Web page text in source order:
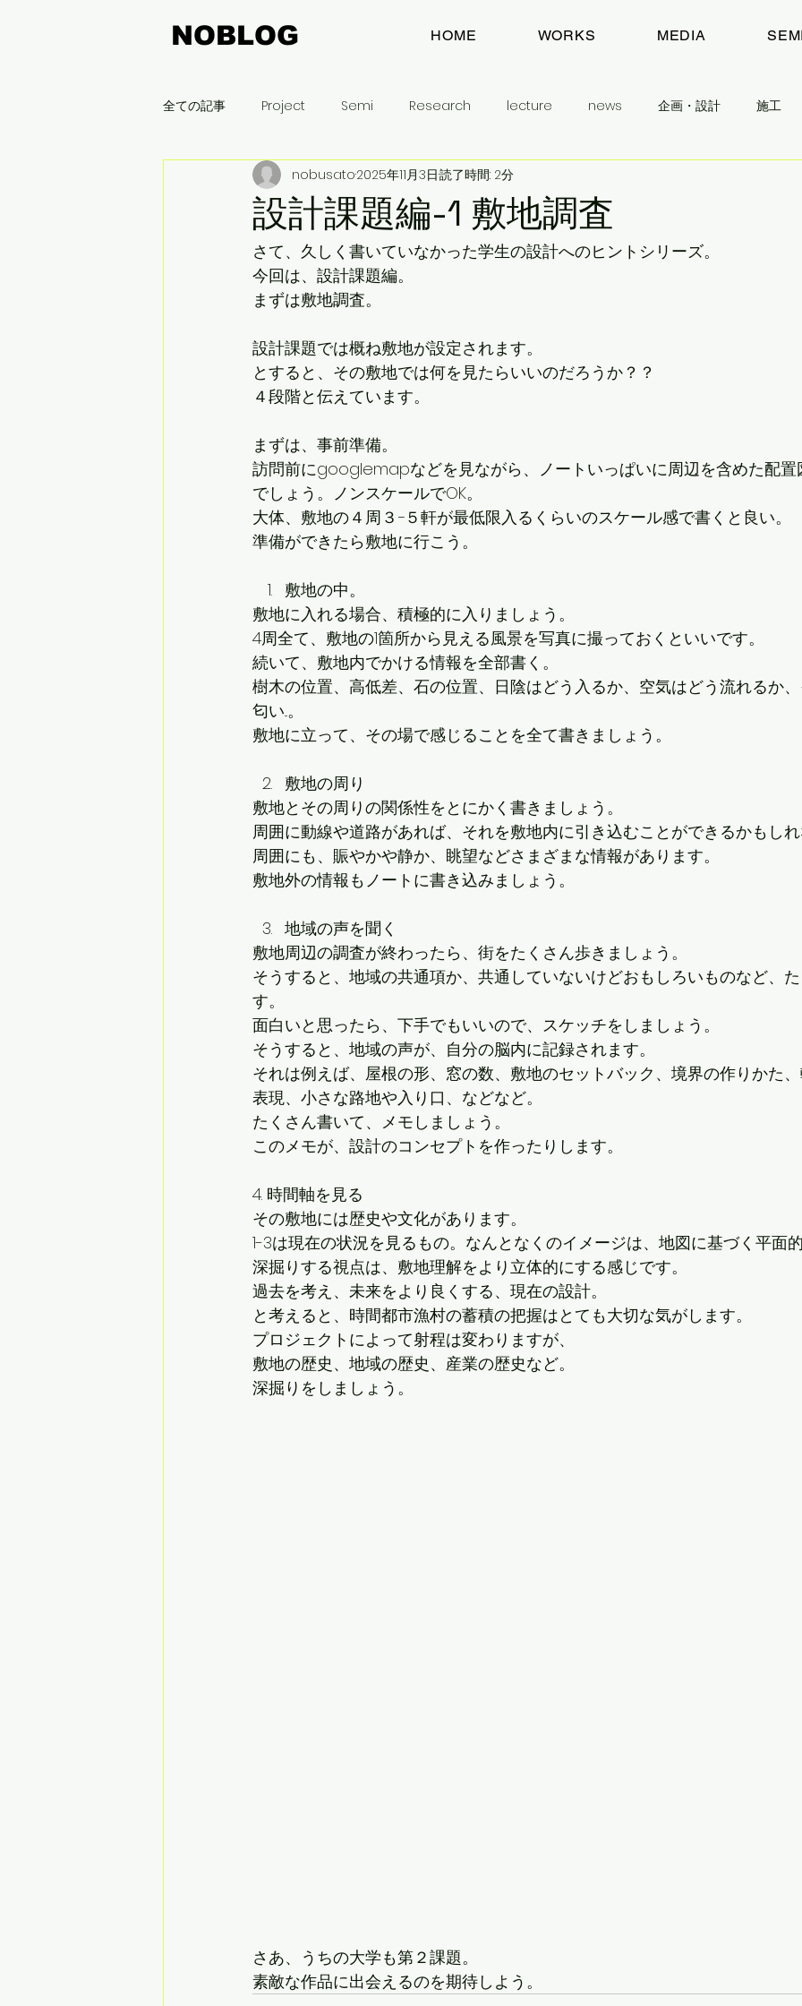
NOBLOG HOME WORKS MEDIA SEMI
全ての記事 Project Semi Research lecture news 企画・設計 施工
木曽平沢 名古屋 建築とまちのお話
まちづくり 刈谷 新潟 生活民芸舎 学生に学んでほしいこと
設計課題編-1 敷地調査
nobusato2025年11月3日読了時間: 2分
さて、久しく書いていなかった学生の設計へのヒントシリーズ。
今回は、設計課題編。
まずは敷地調査。
設計課題では概ね敷地が設定されます。
とすると、その敷地では何を見たらいいのだろうか？？
４段階と伝えています。
まずは、事前準備。
訪問前にgooglemapなどを見ながら、ノートいっぱいに周辺を含めた配置
でしょう。ノンスケールでOK。
大体、敷地の４周３−５軒が最低限入るくらいのスケール感で書くと良い。
準備ができたら敷地に行こう。
敷地の中。
敷地に入れる場合、積極的に入りましょう。
4周全て、敷地の1箇所から見える風景を写真に撮っておくといいです。
続いて、敷地内でかける情報を全部書く。
樹木の位置、高低差、石の位置、日陰はどう入るか、空気はどう流れるか、
匂い...。
敷地に立って、その場で感じることを全て書きましょう。
敷地の周り
敷地とその周りの関係性をとにかく書きましょう。
周囲に動線や道路があれば、それを敷地内に引き込むことができるかもしれ
周囲にも、賑やかや静か、眺望などさまざまな情報があります。
敷地外の情報もノートに書き込みましょう。
地域の声を聞く
敷地周辺の調査が終わったら、街をたくさん歩きましょう。
そうすると、地域の共通項か、共通していないけどおもしろいものなど、
す。
面白いと思ったら、下手でもいいので、スケッチをしましょう。
そうすると、地域の声が、自分の脳内に記録されます。
それは例えば、屋根の形、窓の数、敷地のセットバック、境界の作りかた
表現、小さな路地や入り口、などなど。
たくさん書いて、メモしましょう。
このメモが、設計のコンセプトを作ったりします。
4. 時間軸を見る
その敷地には歴史や文化があります。
1-3は現在の状況を見るもの。なんとなくのイメージは、地図に基づく平面的
深掘りする視点は、敷地理解をより立体的にする感じです。
過去を考え、未来をより良くする、現在の設計。
と考えると、時間都市漁村の蓄積の把握はとても大切な気がします。
プロジェクトによって射程は変わりますが、
敷地の歴史、地域の歴史、産業の歴史など。
深掘りをしましょう。
さあ、うちの大学も第２課題。
素敵な作品に出会えるのを期待しよう。